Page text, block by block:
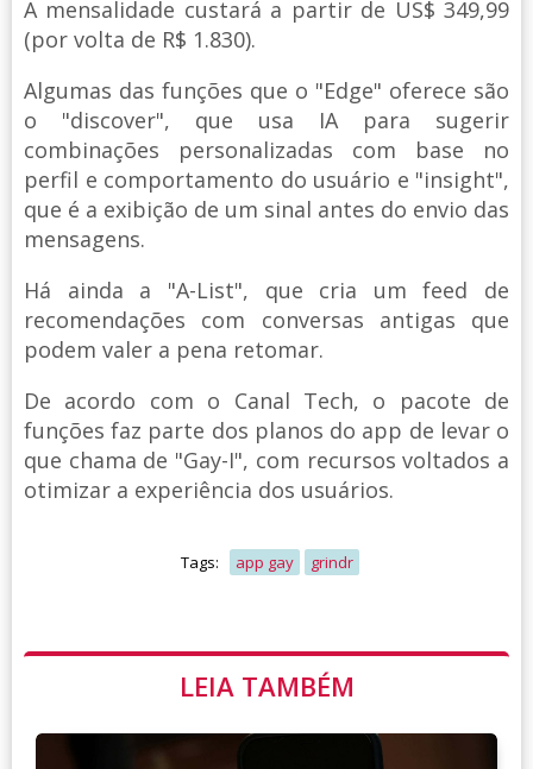
A mensalidade custará a partir de US$ 349,99
(por volta de R$ 1.830).
Algumas das funções que o "Edge" oferece são
o "discover", que usa IA para sugerir
combinações personalizadas com base no
perfil e comportamento do usuário e "insight",
que é a exibição de um sinal antes do envio das
mensagens.
Há ainda a "A-List", que cria um feed de
recomendações com conversas antigas que
podem valer a pena retomar.
De acordo com o Canal Tech, o pacote de
funções faz parte dos planos do app de levar o
que chama de "Gay-I", com recursos voltados a
otimizar a experiência dos usuários.
Tags: app gay grindr
LEIA TAMBÉM